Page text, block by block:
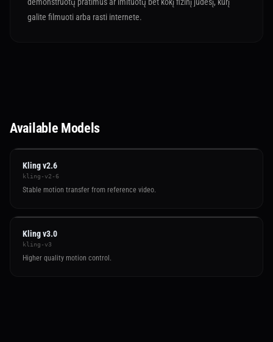
galite filmuoti arba rasti internete.
Available Models
Kling v2.6
kling-v2-6
Stable motion transfer from reference video.
Kling v3.0
kling-v3
Higher quality motion control.